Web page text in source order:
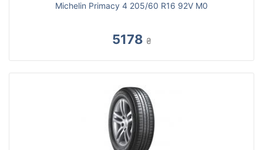
Michelin Primacy 4 205/60 R16 92V M0
5178 ₴